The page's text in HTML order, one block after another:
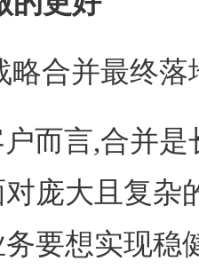
略合并最终
而言,合并
庞大且复杂
要想实现稳